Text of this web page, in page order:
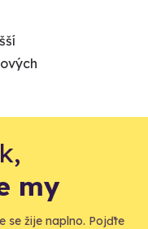
my
se žije naplno. Pojďte